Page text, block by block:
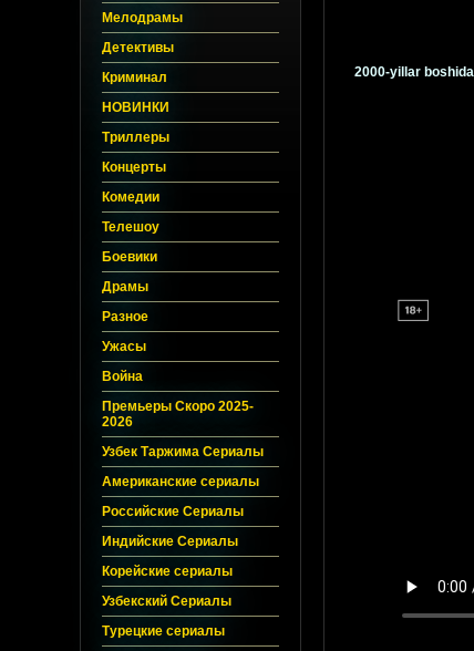
Мелодрамы
Детективы
Криминал
НОВИНКИ
Триллеры
Концерты
Комедии
Телешоу
Боевики
Драмы
Разное
Ужасы
Война
Премьеры Скоро 2025-
2026
Узбек Таржима Сериалы
Американские сериалы
Российские Сериалы
Индийские Сериалы
Корейские сериалы
Узбекский Сериалы
Турецкие сериалы
2000-yillar